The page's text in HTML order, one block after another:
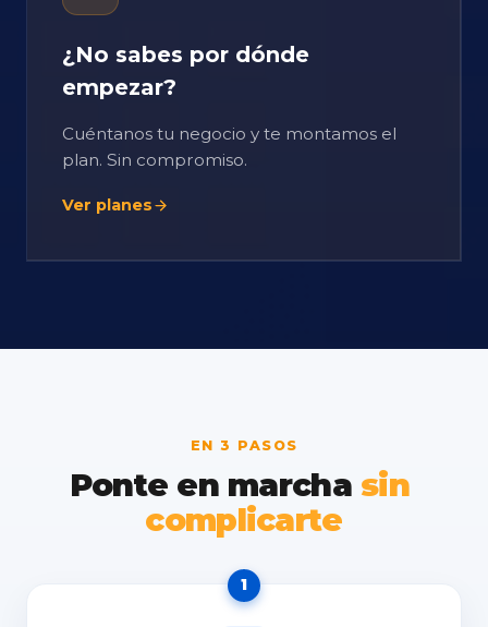
¿No sabes por dónde
empezar?
Cuéntanos tu negocio y te montamos el
plan. Sin compromiso.
Ver planes
EN 3 PASOS
Ponte en marcha sin
complicarte
1